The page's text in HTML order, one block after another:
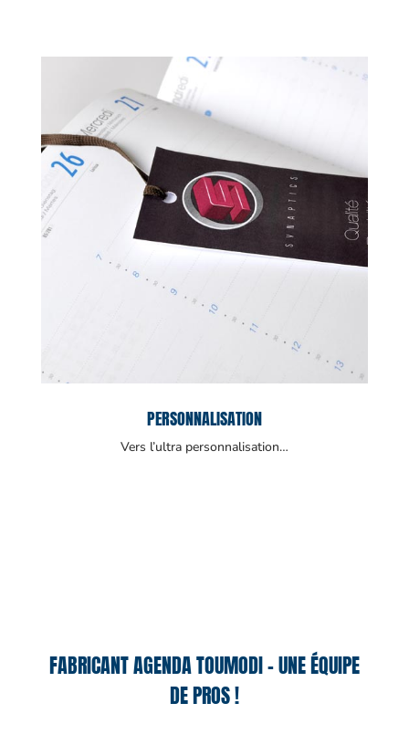
PERSONNALISATION
Vers l’ultra personnalisation…
FABRICANT AGENDA TOUMODI – UNE ÉQUIPE
DE PROS !